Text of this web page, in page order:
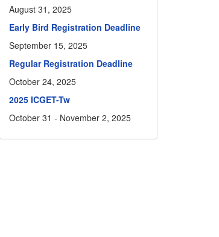
August 31, 2025
Early Bird Registration Deadline
September 15, 2025
Regular Registration Deadline
October 24, 2025
2025 ICGET-Tw
October 31 - November 2, 2025